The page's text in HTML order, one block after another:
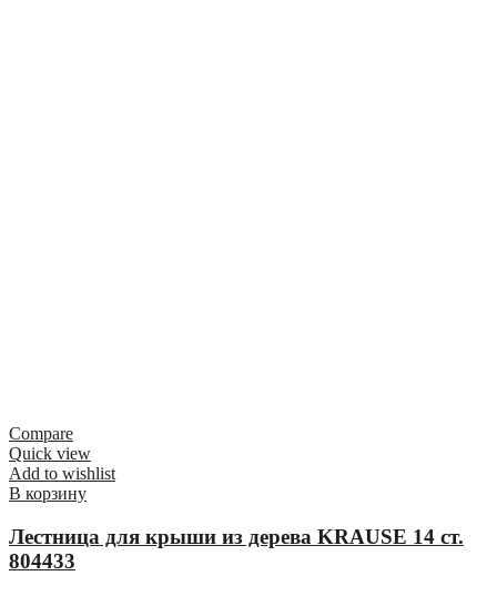
Compare
Quick view
Add to wishlist
В корзину
Лестница для крыши из дерева KRAUSE 14 ст.
804433